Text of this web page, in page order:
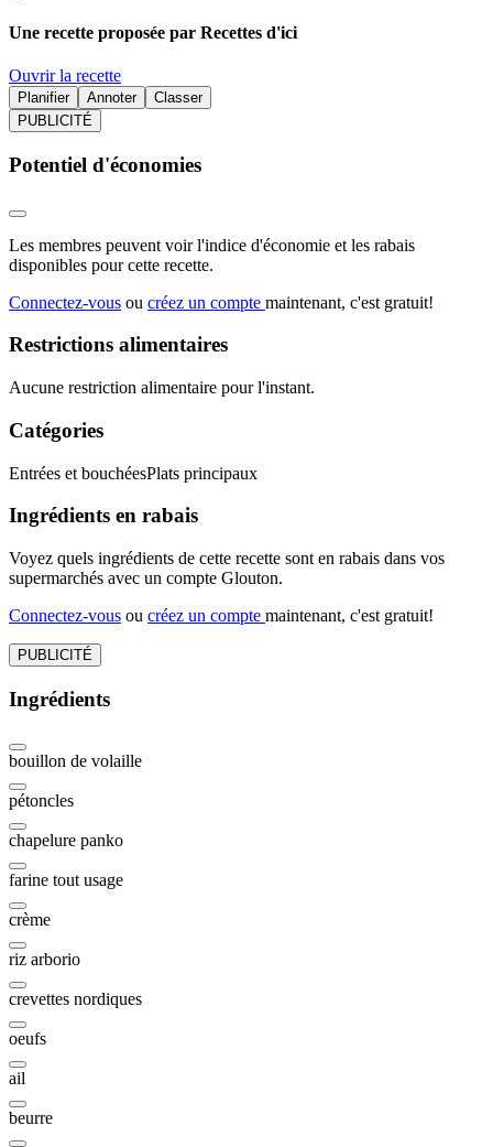
Une recette proposée par Recettes d'ici
Ouvrir la recette
Planifier Annoter
Classer
PUBLICITÉ
Potentiel d'économies
Les membres peuvent voir l'indice d'économie et les rabais
disponibles pour cette recette.
Connectez-vous ou créez un compte maintenant, c'est gratuit!
Restrictions alimentaires
Aucune restriction alimentaire pour l'instant.
Catégories
Entrées et bouchéesPlats principaux
Ingrédients en rabais
Voyez quels ingrédients de cette recette sont en rabais dans vos
supermarchés avec un compte Glouton.
Connectez-vous ou créez un compte maintenant, c'est gratuit!
PUBLICITÉ
Ingrédients
bouillon de volaille
pétoncles
chapelure panko
farine tout usage
crème
riz arborio
crevettes nordiques
oeufs
ail
beurre